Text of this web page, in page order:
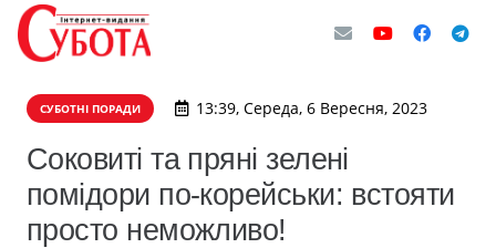
СУБОТНІ ПОРАДИ 13:39, Середа, 6 Вересня, 2023
Соковиті та пряні зелені
помідори по-корейськи: встояти
просто неможливо!